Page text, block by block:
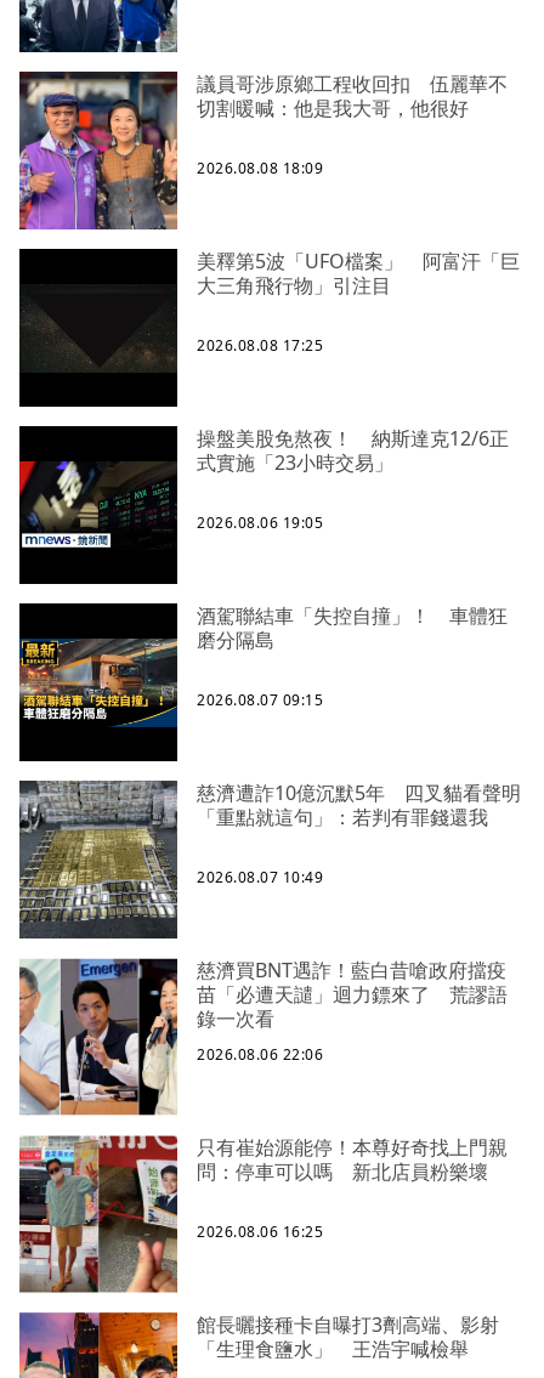
議員哥涉原鄉工程收回扣 伍麗華不
切割暖喊：他是我大哥，他很好
2026.08.08 18:09
美釋第5波「UFO檔案」 阿富汗「巨
大三角飛行物」引注目
2026.08.08 17:25
操盤美股免熬夜！ 納斯達克12/6正
式實施「23小時交易」
2026.08.06 19:05
酒駕聯結車「失控自撞」！ 車體狂
磨分隔島
2026.08.07 09:15
慈濟遭詐10億沉默5年 四叉貓看聲明
「重點就這句」：若判有罪錢還我
2026.08.07 10:49
慈濟買BNT遇詐！藍白昔嗆政府擋疫
苗「必遭天譴」迴力鏢來了 荒謬語
錄一次看
2026.08.06 22:06
只有崔始源能停！本尊好奇找上門親
問：停車可以嗎 新北店員粉樂壞
2026.08.06 16:25
館長曬接種卡自曝打3劑高端、影射
「生理食鹽水」 王浩宇喊檢舉